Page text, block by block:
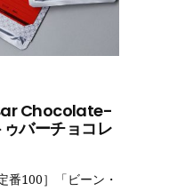
Chocolate-
バーチョコレ
番100］「ビーン・